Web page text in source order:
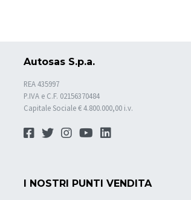
Autosas S.p.a.
REA 435997
P.IVA e C.F. 02156370484
Capitale Sociale € 4.800.000,00 i.v.
I NOSTRI PUNTI VENDITA